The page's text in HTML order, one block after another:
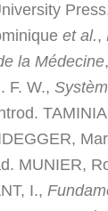
et al.,
la Médecine
F. W.,
MUNIER,
I.,